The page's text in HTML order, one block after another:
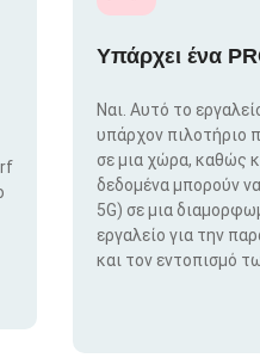
Υπάρχει ένα
Ναι. Αυτό το
υπάρχον πιλοτήριο
σε μια χώρα, καθώς
δεδομένα μπορούν
5G) σε μια
εργαλείο για την
και τον εντοπισμό